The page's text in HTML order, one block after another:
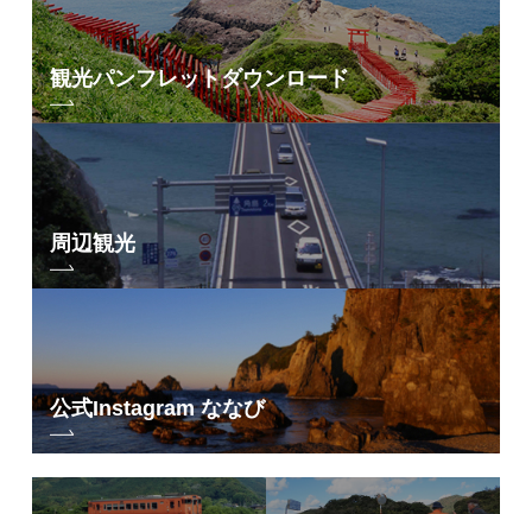
観光パンフレットダウンロード
周辺観光
公式Instagram ななび